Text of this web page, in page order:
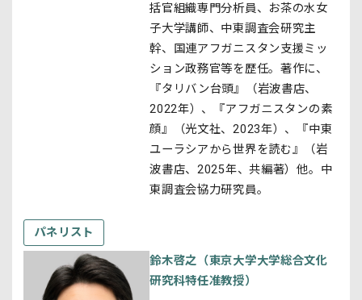
括官組織専門分析員、お茶の水女
子大学講師、中東調査会研究主
幹、国連アフガニスタン支援ミッ
ション政務官等を歴任。著作に、
『タリバン台頭』（岩波書店、
2022年）、『アフガニスタンの素
顔』（光文社、2023年）、『中東
ユーラシアから世界を読む』（岩
波書店、2025年、共編著）他。中
東調査会協力研究員。
パネリスト
鈴木啓之（東京大学大学総合文化
研究科特任准教授）